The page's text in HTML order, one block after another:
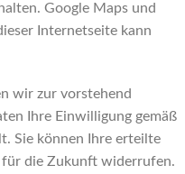
Google Maps und
Internetseite kann
wir zur vorstehend
Ihre Einwilligung gemäß
Sie können Ihre erteilte
die Zukunft widerrufen.